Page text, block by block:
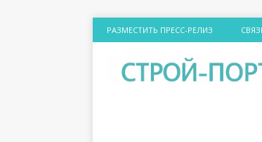
РАЗМЕСТИТЬ ПРЕСС-РЕЛИЗ